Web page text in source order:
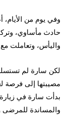
وفي يوم من
حادث مأساوي،
واليأس، وتعاملت
لكن سارة لم
مصيبتها إلى فرصة
بدأت سارة في زيارة
والمساندة للمرضى